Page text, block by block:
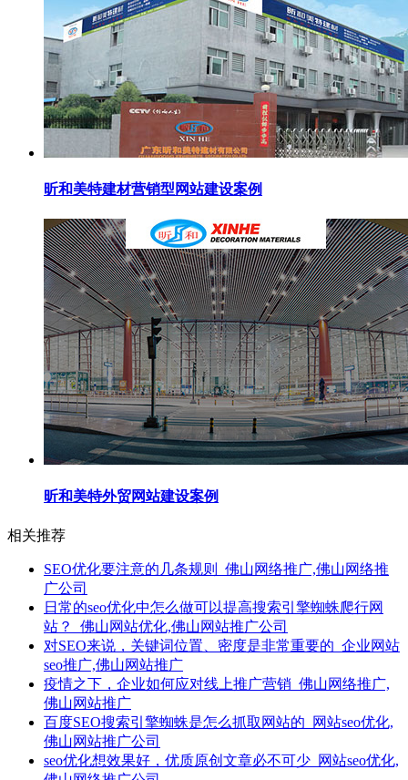
昕和美特建材营销型网站建设案例
昕和美特外贸网站建设案例
相关推荐
SEO优化要注意的几条规则_佛山网络推广,佛山网络推
广公司
日常的seo优化中怎么做可以提高搜索引擎蜘蛛爬行网
站？_佛山网站优化,佛山网站推广公司
对SEO来说，关键词位置、密度是非常重要的_企业网站
seo推广,佛山网站推广
疫情之下，企业如何应对线上推广营销_佛山网络推广,
佛山网站推广
百度SEO搜索引擎蜘蛛是怎么抓取网站的_网站seo优化,
佛山网站推广公司
seo优化想效果好，优质原创文章必不可少_网站seo优化,